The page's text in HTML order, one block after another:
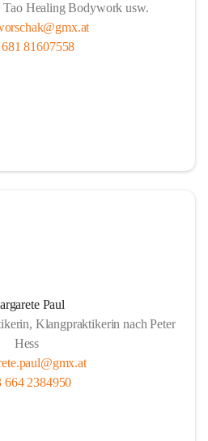
Healing Bodywork usw.
81607558
Paul
Klangpraktikerin nach Peter
Hess
664 2384950